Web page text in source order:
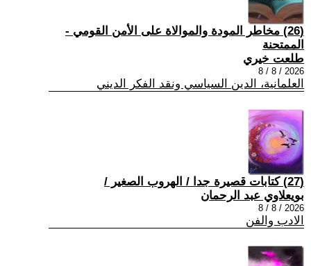
(26) مخاطر المودة والموالاة على الأمن القومي -
الممتحنة
طلعت خيري
2026 / 8 / 8
العلمانية، الدين السياسي ونقد الفكر الديني
(27) كتابات قصيرة جدا / الهروب الصغير /
بويعلاوي عبد الرحمان
2026 / 8 / 8
الادب والفن